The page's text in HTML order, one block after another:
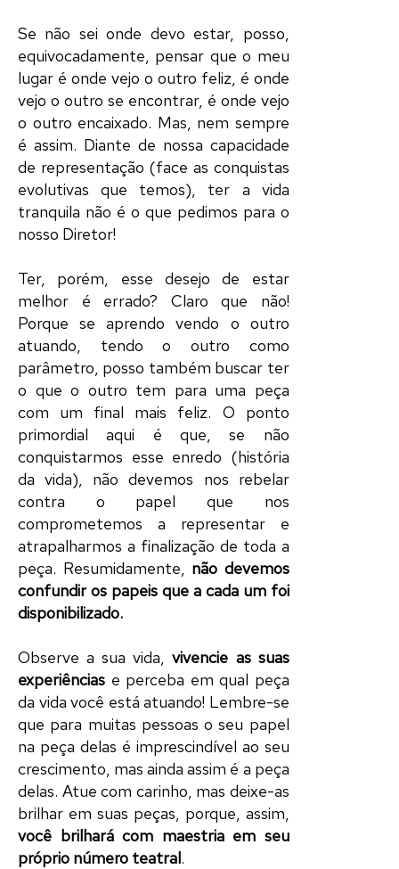
Se não sei onde devo estar, posso,
equivocadamente, pensar que o meu
lugar é onde vejo o outro feliz, é onde
vejo o outro se encontrar, é onde vejo
o outro encaixado. Mas, nem sempre
é assim. Diante de nossa capacidade
de representação (face as conquistas
evolutivas que temos), ter a vida
tranquila não é o que pedimos para o
nosso Diretor!
Ter, porém, esse desejo de estar
melhor é errado? Claro que não!
Porque se aprendo vendo o outro
atuando, tendo o outro como
parâmetro, posso também buscar ter
o que o outro tem para uma peça
com um final mais feliz. O ponto
primordial aqui é que, se não
conquistarmos esse enredo (história
da vida), não devemos nos rebelar
contra o papel que nos
comprometemos a representar e
atrapalharmos a finalização de toda a
peça. Resumidamente, não devemos
confundir os papeisque a cada um foi
disponibilizado.
Observe a sua vida,vivencie as suas
experiências e perceba em qual peça
da vida você está atuando! Lembre-se
que para muitas pessoas o seu papel
na peça delas é imprescindível ao seu
crescimento, mas ainda assim é a peça
delas. Atue com carinho, mas deixe-as
brilhar em suas peças, porque, assim,
você brilhará com maestria em seu
próprio número teatral.